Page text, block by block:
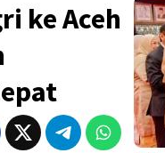
ke Aceh